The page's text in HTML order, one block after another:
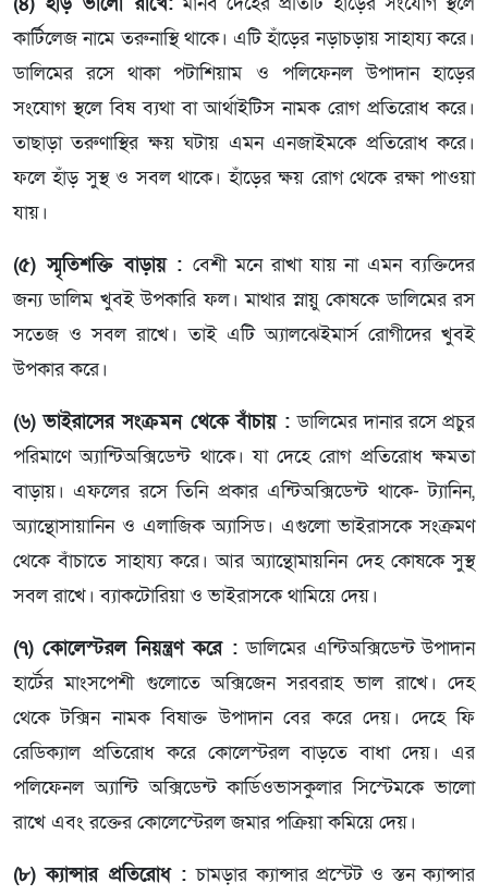
কার্টিলেজ নামে তরুনাস্থি থাকে। এটি হাঁড়ের নড়াচড়ায় সাহায্য করে।
ডালিমের রসে থাকা পটাশিয়াম ও পলিফেনল উপাদান হাড়ের
সংযোগ স্থলে বিষ ব্যথা বা আর্থাইটিস নামক রোগ প্রতিরোধ করে।
তাছাড়া তরুণাস্থির ক্ষয় ঘটায় এমন এনজাইমকে প্রতিরোধ করে।
ফলে হাঁড় সুস্থ ও সবল থাকে। হাঁড়ের ক্ষয় রোগ থেকে রক্ষা পাওয়া
যায়।
(৫) স্মৃতিশক্তি বাড়ায় :বেশী মনে রাখা যায় না এমন ব্যক্তিদের
জন্য ডালিম খুবই উপকারি ফল। মাথার স্নায়ু কোষকে ডালিমের রস
সতেজ ও সবল রাখে। তাই এটি অ্যালঝেইমার্স রোগীদের খুবই
উপকার করে।
(৬) ভাইরাসের সংক্রমন থেকে বাঁচায় :ডালিমের দানার রসে প্রচুর
পরিমাণে অ্যান্টিঅক্সিডেন্ট থাকে। যা দেহে রোগ প্রতিরোধ ক্ষমতা
বাড়ায়। এফলের রসে তিনি প্রকার এন্টিঅক্সিডেন্ট থাকে- ট্যানিন,
অ্যান্থোসায়ানিন ও এলাজিক অ্যাসিড। এগুলো ভাইরাসকে সংক্রমণ
থেকে বাঁচাতে সাহায্য করে। আর অ্যান্থোমায়নিন দেহ কোষকে সুস্থ
সবল রাখে। ব্যাকটোরিয়া ও ভাইরাসকে থামিয়ে দেয়।
(৭) কোলেস্টরল নিয়ন্ত্রণ করে :ডালিমের এন্টিঅক্সিডেন্ট উপাদান
হার্টের মাংসপেশী গুলোতে অক্সিজেন সরবরাহ ভাল রাখে। দেহ
থেকে টক্সিন নামক বিষাক্ত উপাদান বের করে দেয়। দেহে ফি
রেডিক্যাল প্রতিরোধ করে কোলেস্টরল বাড়তে বাধা দেয়। এর
পলিফেনল অ্যান্টি অক্সিডেন্ট কার্ডিওভাসকুলার সিস্টেমকে ভালো
রাখে এবং রক্তের কোলেস্টেরল জমার পক্রিয়া কমিয়ে দেয়।
(৮) ক্যান্সার প্রতিরোধ :চামড়ার ক্যান্সার প্রস্টেট ও স্তন ক্যান্সার